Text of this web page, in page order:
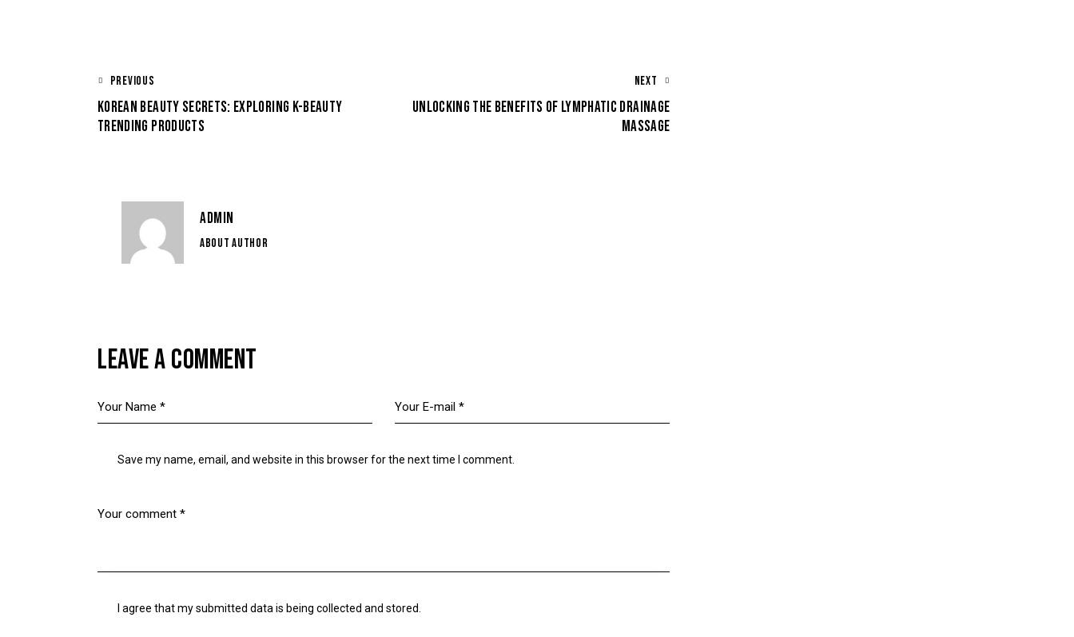
PREVIOUS
KOREAN BEAUTY SECRETS: EXPLORING K-BEAUTY
TRENDING PRODUCTS
NEXT
UNLOCKING THE BENEFITS OF LYMPHATIC DRAINAGE
MASSAGE
ADMIN
ABOUT AUTHOR
LEAVE A COMMENT
Save my name, email, and website in this browser for the next time I comment.
I agree that my submitted data is beingcollected and stored